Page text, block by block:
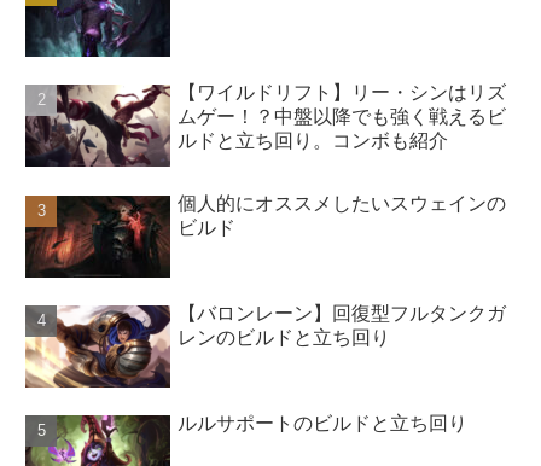
【ワイルドリフト】リー・シンはリズ
ムゲー！？中盤以降でも強く戦えるビ
ルドと立ち回り。コンボも紹介
個人的にオススメしたいスウェインの
ビルド
【バロンレーン】回復型フルタンクガ
レンのビルドと立ち回り
ルルサポートのビルドと立ち回り